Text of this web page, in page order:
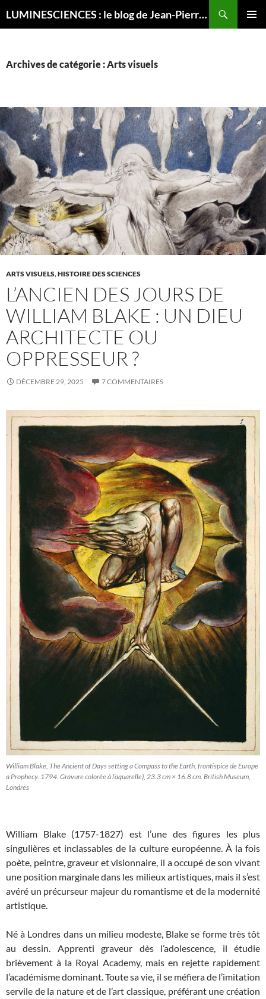
LUMINESCIENCES : le blog de Jean-Pierre LUMINET, astrophysicien
Archives de catégorie : Arts visuels
ARTS VISUELS,HISTOIRE DES SCIENCES
L’ANCIEN DES JOURS DE
WILLIAM BLAKE : UN DIEU
ARCHITECTE OU
OPPRESSEUR ?
DÉCEMBRE 29, 2025 7 COMMENTAIRES
William Blake, The Ancient of Days setting a Compass to the Earth, frontispice de Europe
a Prophecy. 1794. Gravure colorée à l’aquarelle), 23.3 cm × 16.8 cm. British Museum,
Londres
William Blake (1757-1827) est l’une des figures les plus
singulières et inclassables de la culture européenne. À la fois
poète, peintre, graveur et visionnaire, il a occupé de son vivant
une position marginale dans les milieux artistiques, mais il s’est
avéré un précurseur majeur du romantisme et de la modernité
artistique.
Né à Londres dans un milieu modeste, Blake se forme très tôt
au dessin. Apprenti graveur dès l’adolescence, il étudie
brièvement à la Royal Academy, mais en rejette rapidement
l’académisme dominant. Toute sa vie, il se méfiera de l’imitation
servile de la nature et de l’art classique, préférant une création